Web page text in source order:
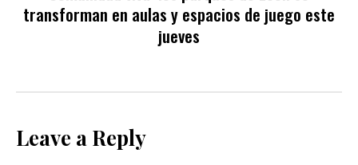
transforman en aulas y espacios de juego este
jueves
Leave a Reply